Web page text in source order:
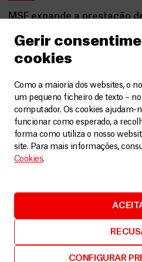
Gerir
cookies
Como a maioria dos websites, o
um pequeno ficheiro de texto –
computador. Os cookies ajudam-
funcionar como esperado, a
forma como utiliza o nosso
site. Para mais informações,
Cookies.
CONFIGURAR
MSF expande a prestação
Artigos 3 Agosto, 2026